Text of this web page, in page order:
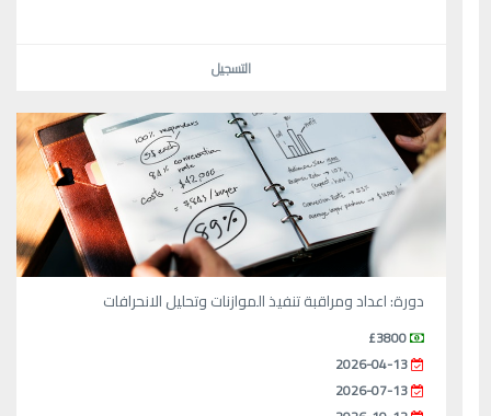
التسجيل
دورة: اعداد ومراقبة تنفيذ الموازنات وتحليل الانحرافات
£3800
2026-04-13
2026-07-13